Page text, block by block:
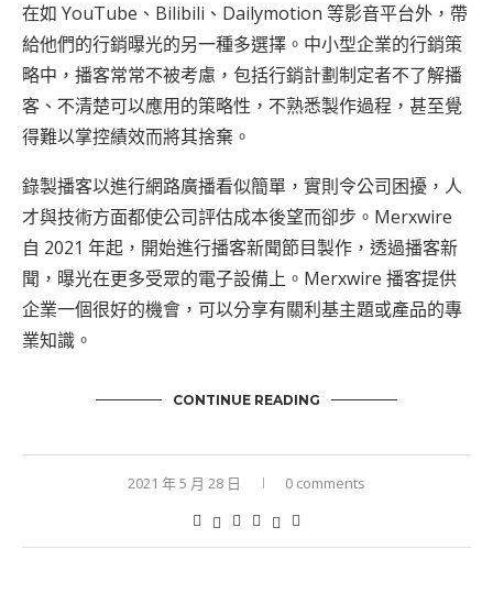
在如 YouTube、Bilibili、Dailymotion 等影音平台外，帶
給他們的行銷曝光的另一種多選擇。中小型企業的行銷策
略中，播客常常不被考慮，包括行銷計劃制定者不了解播
客、不清楚可以應用的策略性，不熟悉製作過程，甚至覺
得難以掌控績效而將其捨棄。
錄製播客以進行網路廣播看似簡單，實則令公司困擾，人
才與技術方面都使公司評估成本後望而卻步。Merxwire
自 2021 年起，開始進行播客新聞節目製作，透過播客新
聞，曝光在更多受眾的電子設備上。Merxwire 播客提供
企業一個很好的機會，可以分享有關利基主題或產品的專
業知識。
CONTINUE READING
2021 年 5 月 28 日 0 comments